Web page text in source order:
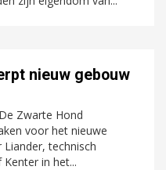
nieuw gebouw
Zwarte Hond
voor het nieuwe
technisch
in het...